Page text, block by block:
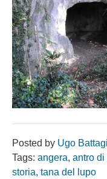
Posted by Ugo
Tags: angera, antro di
storia, tana del lupo